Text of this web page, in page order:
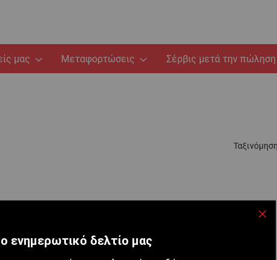
μας Μεταφορτώσεις Σέρβις μετά την πώληση
ενημερωτικό δελτίο μας